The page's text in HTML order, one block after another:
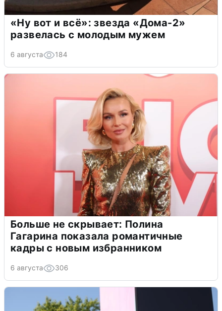
«Ну вот и всё»: звезда «Дома-2»
развелась с молодым мужем
6 августа 184
Больше не скрывает: Полина
Гагарина показала романтичные
кадры с новым избранником
6 августа 306